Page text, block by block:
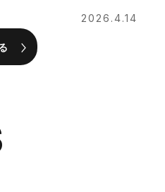
解説
2026.4.14